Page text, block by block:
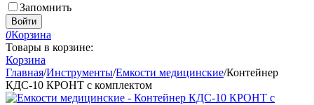
Запомнить
Войти
0Корзина
Товары в корзине:
Корзина
Главная/Инструменты/Емкости медицинские/Контейнер
КДС-10 КРОНТ с комплектом